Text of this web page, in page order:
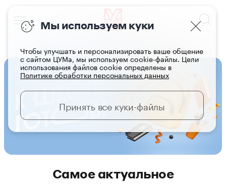
Самое актуальное
Мы используем куки
Чтобы улучшать и персонализировать ваше общение
с сайтом ЦУМа, мы используем cookie-файлы. Цели
использования файлов cookie определены в
Политике обработки персональных данных
Принять все куки-файлы